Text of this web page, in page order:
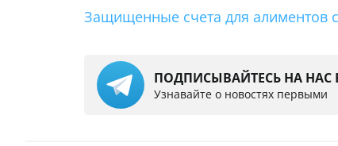
Защищенные счета для алиментов
ПОДПИСЫВАЙТЕСЬ НА НАС В
Узнавайте о новостях первыми